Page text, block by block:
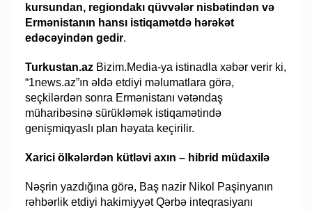
kursundan, regiondakı qüvvələr nisbətindən və
Ermənistanın hansı istiqamətdə hərəkət
edəcəyindən gedir.
Turkustan.az Bizim.Media-ya istinadla xəbər verir ki,
“1news.az”ın əldə etdiyi məlumatlara görə,
seçkilərdən sonra Ermənistanı vətəndaş
müharibəsinə sürükləmək istiqamətində
genişmiqyaslı plan həyata keçirilir.
Xarici ölkələrdən kütləvi axın – hibrid müdaxilə
Nəşrin yazdığına görə, Baş nazir Nikol Paşinyanın
rəhbərlik etdiyi hakimiyyət Qərbə inteqrasiyanı